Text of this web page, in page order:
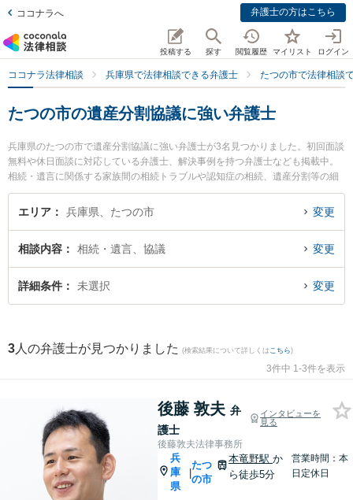
ココナラへ 弁護士の方はこちら
投稿する 探す 閲覧履歴 マイリスト ログイン
ココナラ法律相談 兵庫県で法律相談できる弁護士 たつの市で法律相談
たつの市の遺産分割協議に強い弁護士
兵庫県のたつの市で遺産分割協議に強い弁護士が3名見つかりました。初回面談
無料や休日面談に対応している弁護士、解決事例を持つ弁護士なども掲載中。
相続・遺言に関係する家族間の相続トラブルや認知症の相続、遺産分割等の細
かな分野での絞り込み検索もでき便利です。特に後藤敦夫法律事務所の後藤 敦
夫弁護士や後藤敦夫法律事務所の是澤 雄一弁護士、西はりま法律事務所の佐古
護士に相談したい』『遺産分割協議のトラブル解決の実績豊富な近くの弁護士
を検索したい』『初回相談無料で遺産分割協議を法律相談できるたつの市内の
弁護士に相談予約したい』などでお困りの相談者さんにおすすめです。
エリア 兵庫県、たつの市 変更
相談内容 相続・遺言、協議 変更
詳細条件 未選択 変更
3 人の弁護士が見つかりました (検索結果について詳しくは こちら)
3件中 1-3件を表示
後藤 敦夫 弁
護士
インタビューを
見る
後藤敦夫法律事務所
兵
庫
県
|
たつ
の市
本竜野駅か
ら徒歩5分
営業時間：本
日定休日